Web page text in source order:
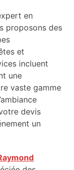
en
proposons des
et
incluent
une
vaste gamme
devis
un